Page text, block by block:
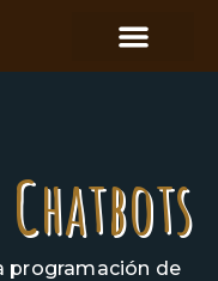
programación de